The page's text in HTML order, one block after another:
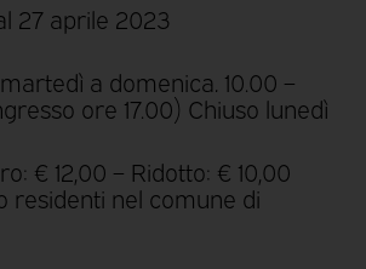
27 aprile 2023
a domenica, 10.00 –
ore 17.00) Chiuso lunedì
€ 12,00 – Ridotto: € 10,00
residenti nel comune di